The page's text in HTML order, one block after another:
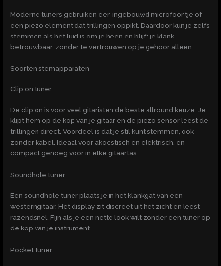
Moderne tuners gebruiken een ingebouwd microfoontje of
een piëzo element dat trillingen oppikt. Daardoor kun je zelfs
stemmen als het luid is om je heen en blijft je klank
betrouwbaar, zonder te vertrouwen op je gehoor alleen.
Soorten stemapparaten
Clip on tuner
De clip on is voor veel gitaristen de beste allround keuze. Je
klipt hem op de kop van je gitaar en de piëzo sensor leest de
trillingen direct. Voordeel is dat je stil kunt stemmen, ook
zonder kabel. Ideaal voor akoestisch en elektrisch, en
compact genoeg voor in elke gitaartas.
Soundhole tuner
Een soundhole tuner plaats je in het klankgat van een
westerngitaar. Het display zit discreet uit het zicht en leest
razendsnel. Fijn als je een nette look wilt zonder een tuner op
de kop van je instrument.
Pocket tuner